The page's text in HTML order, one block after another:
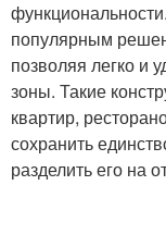
популярным
позволяя легко и
зоны. Такие
квартир,
сохранить
разделить его на